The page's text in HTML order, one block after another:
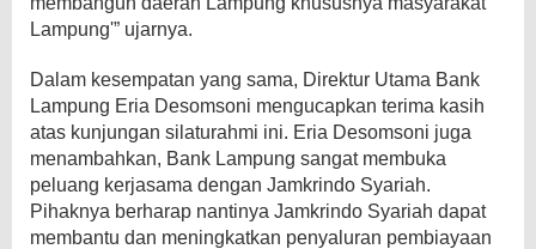
Lampung'” ujarnya.
Dalam kesempatan yang sama, Direktur Utama Bank
Lampung Eria Desomsoni mengucapkan terima kasih
atas kunjungan silaturahmi ini. Eria Desomsoni juga
menambahkan, Bank Lampung sangat membuka
peluang kerjasama dengan Jamkrindo Syariah.
Pihaknya berharap nantinya Jamkrindo Syariah dapat
membantu dan meningkatkan penyaluran pembiayaan